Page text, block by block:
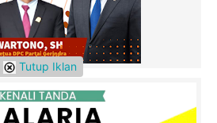
Tutup Iklan